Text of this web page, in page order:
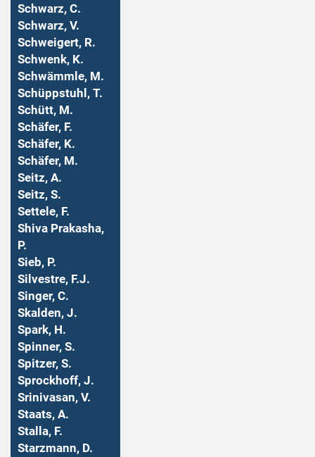
Schwarz, C.
Schwarz, V.
Schweigert, R.
Schwenk, K.
Schwämmle, M.
Schüppstuhl, T.
Schütt, M.
Schäfer, F.
Schäfer, K.
Schäfer, M.
Seitz, A.
Seitz, S.
Settele, F.
Shiva Prakasha,
P.
Sieb, P.
Silvestre, F.J.
Singer, C.
Skalden, J.
Spark, H.
Spinner, S.
Spitzer, S.
Sprockhoff, J.
Srinivasan, V.
Staats, A.
Stalla, F.
Starzmann, D.